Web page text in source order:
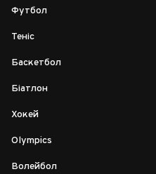
Футбол
Теніс
Баскетбол
Біатлон
Хокей
Olympics
Волейбол